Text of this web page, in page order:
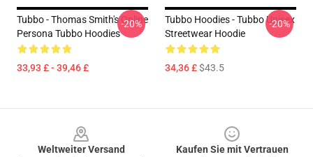
Tubbo - Thomas Smith's Online
Persona Tubbo Hoodies
33,93 £ - 39,46 £
-20%
Tubbo Hoodies - Tubbo Unisex
Streetwear Hoodie
34,36 £$43.5
-20%
Weltweiter Versand
Kaufen Sie mit Vertrauen